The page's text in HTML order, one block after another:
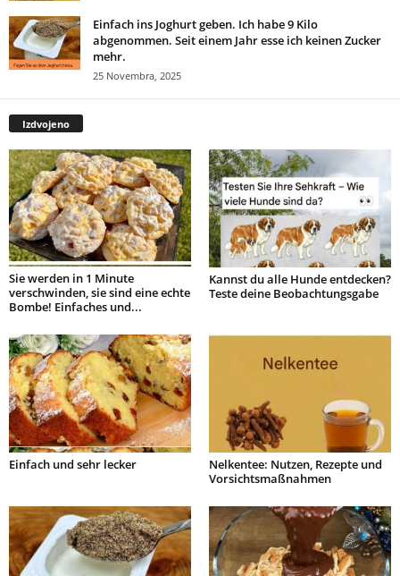
Einfach ins Joghurt geben. Ich habe 9 Kilo
abgenommen. Seit einem Jahr esse ich keinen Zucker
mehr.
25 Novembra, 2025
Izdvojeno
Sie werden in 1 Minute
verschwinden, sie sind eine echte
Bombe! Einfaches und...
Kannst du alle Hunde entdecken?
Teste deine Beobachtungsgabe
Einfach und sehr lecker
Nelkentee: Nutzen, Rezepte und
Vorsichtsmaßnahmen